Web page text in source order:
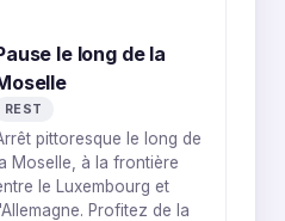
le long de la
REST
pittoresque le long de
Moselle, à la frontière
le Luxembourg et
Profitez de la